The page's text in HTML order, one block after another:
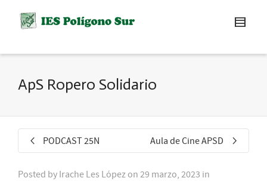
ApS Ropero Solidario
PODCAST 25N Aula de Cine APSD
Posted by Irache Les López on 29 marzo, 2023 in